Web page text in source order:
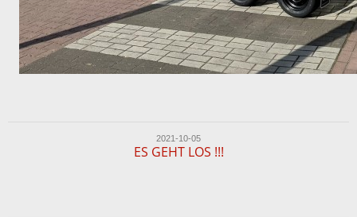
2021-10-05
ES GEHT LOS !!!